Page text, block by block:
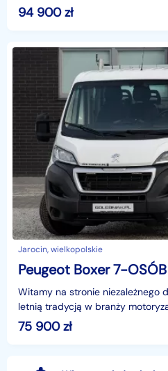
odwiedzenia salonu
94 900zł
Jarocin, wielkopolskie
Witamy na stronie niezależnego
letnią tradycją w branży
odwiedzenia salonu
75 900zł